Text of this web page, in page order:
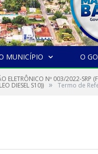
MUNICÍPIO O
ELETRÔNICO Nº 003/2022-SRP
DIESEL S10)) » Termo de